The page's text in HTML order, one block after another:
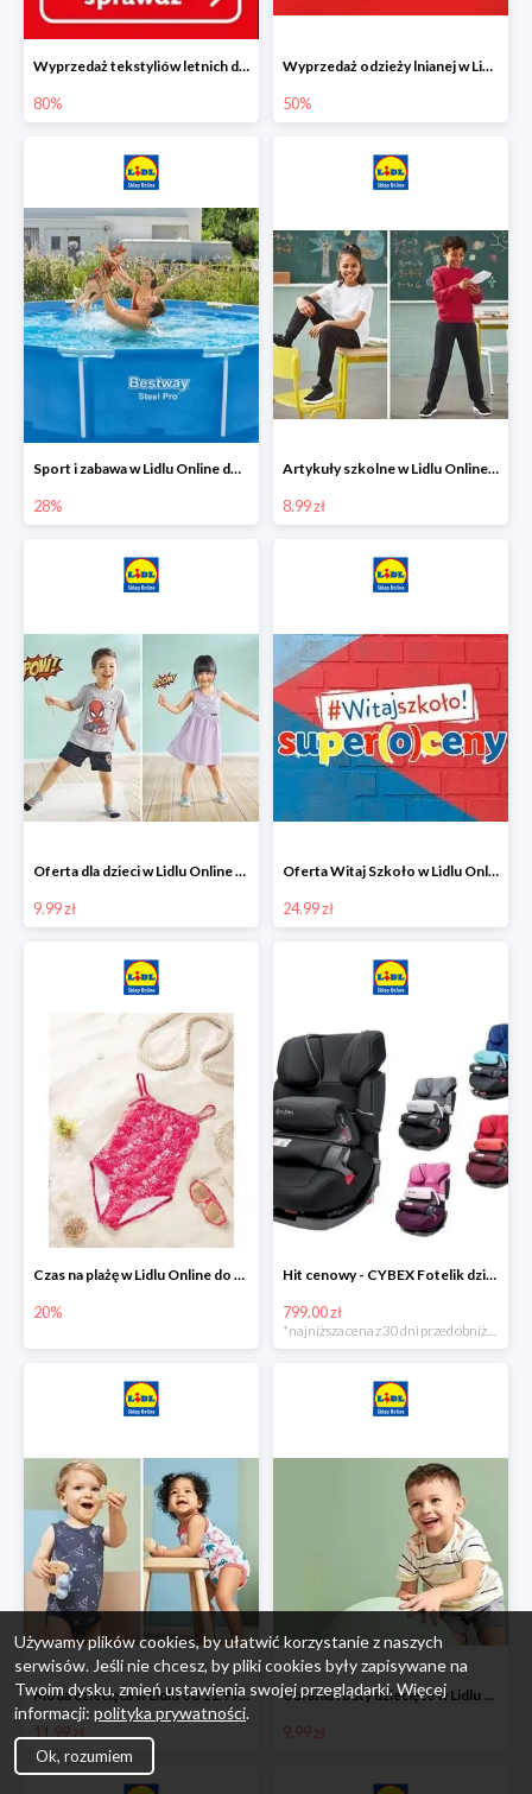
Wyprzedaż tekstyliów letnich dla dzieci w Lidlu Online do -80%
80%
Wyprzedaż odzieży lnianej w Lidlu Online do -50%
50%
Sport i zabawa w Lidlu Online do -28%
28%
Artykuły szkolne w Lidlu Online od 8,99 zł
8.99 zł
Oferta dla dzieci w Lidlu Online od 9,99 zł
9.99 zł
Oferta Witaj Szkoło w Lidlu Online od 24,99 zł
24.99 zł
Czas na plażę w Lidlu Online do -20%
20%
Hit cenowy - CYBEX Fotelik dziecięcy samochodowy Pallasfix grupa I-III, 9-36 kg
799.00 zł
Moda dziecięca w Lidlu od 11.99 zł
11.99 zł
Ubrania i buty dziecięce w Lidlu Online od 9,99 zł
9.99 zł
Używamy plików cookies, by ułatwić korzystanie z naszych
serwisów. Jeśli nie chcesz, by pliki cookies były zapisywane na
Twoim dysku, zmień ustawienia swojej przeglądarki. Więcej
informacji: polityka prywatności.
Ok, rozumiem